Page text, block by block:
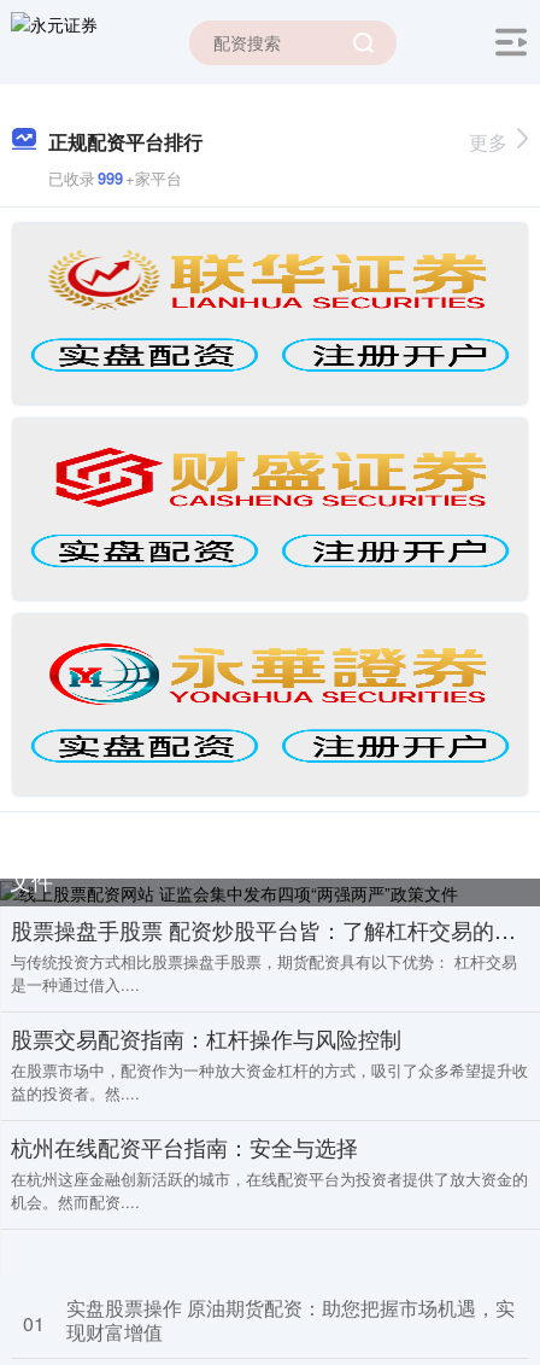
正规配资平台排行
已收录999+家平台
更多
文件
股票操盘手股票 配资炒股平台皆：了解杠杆交易的多样选择
与传统投资方式相比股票操盘手股票，期货配资具有以下优势： 杠杆交易
是一种通过借入....
股票交易配资指南：杠杆操作与风险控制
在股票市场中，配资作为一种放大资金杠杆的方式，吸引了众多希望提升收
益的投资者。然....
杭州在线配资平台指南：安全与选择
在杭州这座金融创新活跃的城市，在线配资平台为投资者提供了放大资金的
机会。然而配资....
01
实盘股票操作 原油期货配资：助您把握市场机遇，实
现财富增值